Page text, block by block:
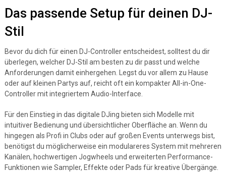
Das passende Setup für deinen DJ-
Stil
Bevor du dich für einen DJ-Controller entscheidest, solltest du dir
überlegen, welcher DJ-Stil am besten zu dir passt und welche
Anforderungen damit einhergehen. Legst du vor allem zu Hause
oder auf kleinen Partys auf, reicht oft ein kompakter All-in-One-
Controller mit integriertem Audio-Interface.
Für den Einstieg in das digitale DJing bieten sich Modelle mit
intuitiver Bedienung und übersichtlicher Oberfläche an. Wenn du
hingegen als Profi in Clubs oder auf großen Events unterwegs bist,
benötigst du möglicherweise ein modulareres System mit mehreren
Kanälen, hochwertigen Jogwheels und erweiterten Performance-
Funktionen wie Sampler, Effekte oder Pads für kreative Übergänge.